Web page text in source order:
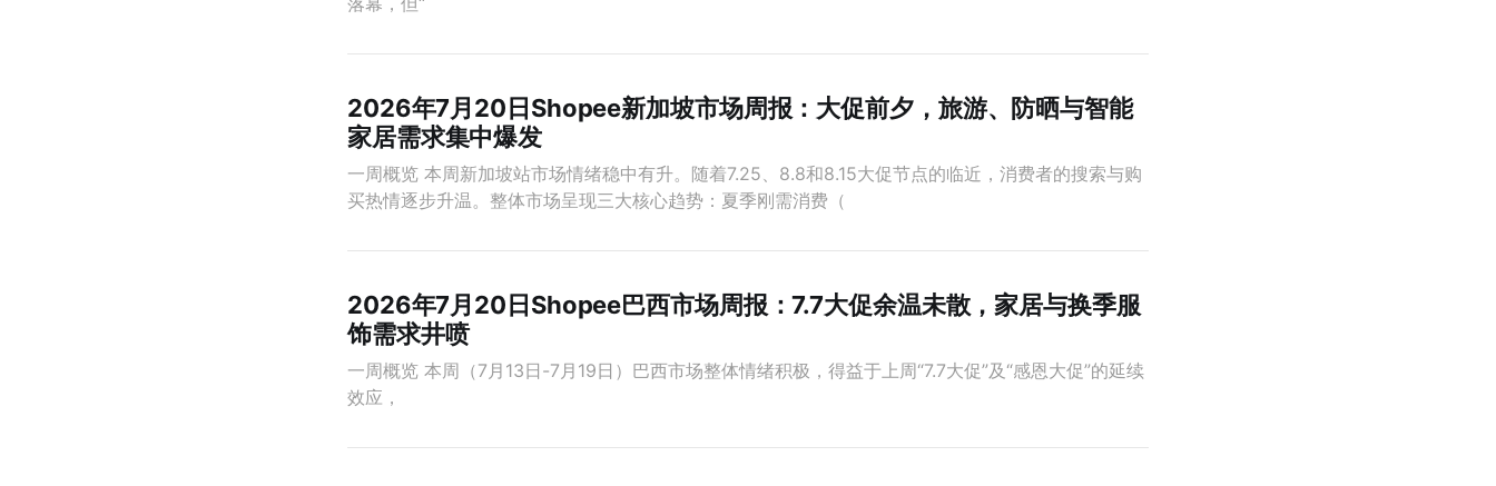
2026年7月20日Shopee新加坡市场周报：大促前夕，旅游、防晒与智能
家居需求集中爆发
一周概览 本周新加坡站市场情绪稳中有升。随着7.25、8.8和8.15大促节点的临近，消费者的搜索与购
买热情逐步升温。整体市场呈现三大核心趋势：夏季刚需消费（
2026年7月20日Shopee巴西市场周报：7.7大促余温未散，家居与换季服
饰需求井喷
一周概览 本周（7月13日-7月19日）巴西市场整体情绪积极，得益于上周“7.7大促”及“感恩大促”的延续
效应，